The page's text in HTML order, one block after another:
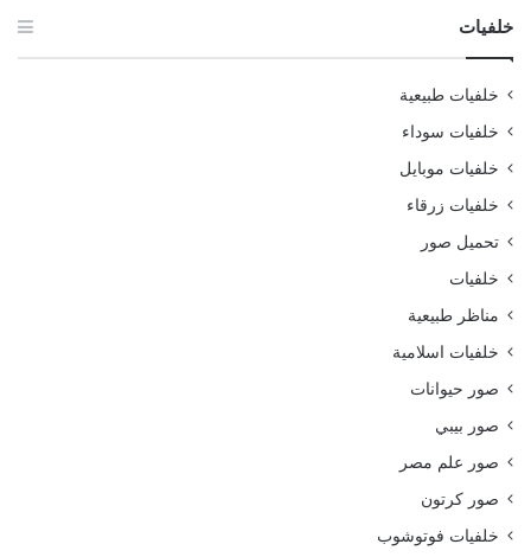
خلفيات
خلفيات طبيعية
خلفيات سوداء
خلفيات موبايل
خلفيات زرقاء
تحميل صور
خلفيات
مناظر طبيعية
خلفيات اسلامية
صور حيوانات
صور بيبي
صور علم مصر
صور كرتون
خلفيات فوتوشوب